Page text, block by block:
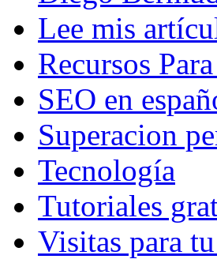
Lee mis
Recursos
SEO en
Superacion
Tecnología
Tutoriales
Visitas para